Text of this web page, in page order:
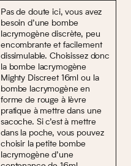
Pas de doute ici, vous avez
besoin d’une bombe
lacrymogène discrète, peu
encombrante et facilement
dissimulable. Choisissez donc
la bombe lacrymogène
Mighty Discreet 16ml ou la
bombe lacrymogène en
forme de rouge à lèvre
pratique à mettre dans une
sacoche. Si c’est à mettre
dans la poche, vous pouvez
choisir la petite bombe
lacrymogène d’une